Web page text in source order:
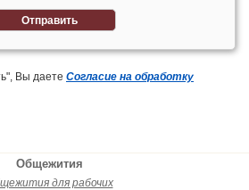
Отправить
Вы даете Согласие на обработку
Общежития
для рабочих